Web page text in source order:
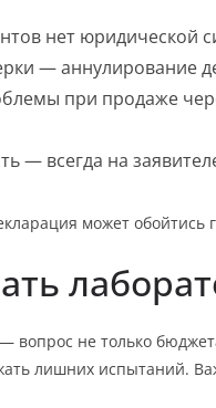
нет юридической
— аннулирование
при продаже
— всегда на
может обойтись
вопрос не только
лишних испытаний.